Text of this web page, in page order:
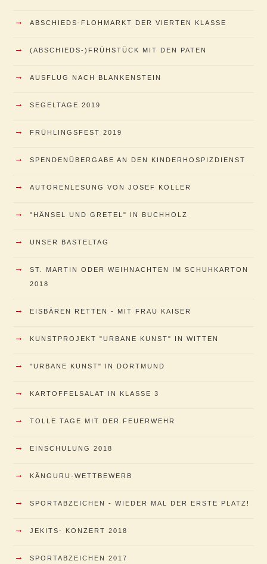
→ ABSCHIEDS-FLOHMARKT DER VIERTEN KLASSE
→ (ABSCHIEDS-)FRÜHSTÜCK MIT DEN PATEN
→ AUSFLUG NACH BLANKENSTEIN
→ SEGELTAGE 2019
→ FRÜHLINGSFEST 2019
→ SPENDENÜBERGABE AN DEN KINDERHOSPIZDIENST
→ AUTORENLESUNG VON JOSEF KOLLER
→ "HÄNSEL UND GRETEL" IN BUCHHOLZ
→ UNSER BASTELTAG
→
ST. MARTIN ODER WEIHNACHTEN IM SCHUHKARTON
2018
→ EISBÄREN RETTEN - MIT FRAU KAISER
→ KUNSTPROJEKT "URBANE KUNST" IN WITTEN
→ "URBANE KUNST" IN DORTMUND
→ KARTOFFELSALAT IN KLASSE 3
→ TOLLE TAGE MIT DER FEUERWEHR
→ EINSCHULUNG 2018
→ KÄNGURU-WETTBEWERB
→ SPORTABZEICHEN - WIEDER MAL DER ERSTE PLATZ!
→ JEKITS- KONZERT 2018
→ SPORTABZEICHEN 2017